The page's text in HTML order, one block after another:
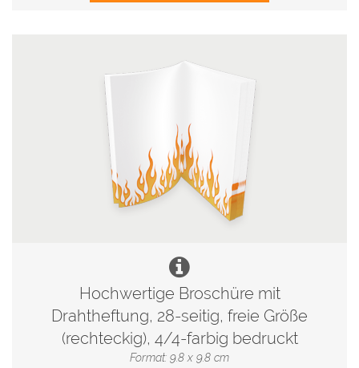
Hochwertige Broschüre mit
Drahtheftung, 28-seitig, freie Größe
(rechteckig), 4/4-farbig bedruckt
Format: 9.8 x 9.8 cm